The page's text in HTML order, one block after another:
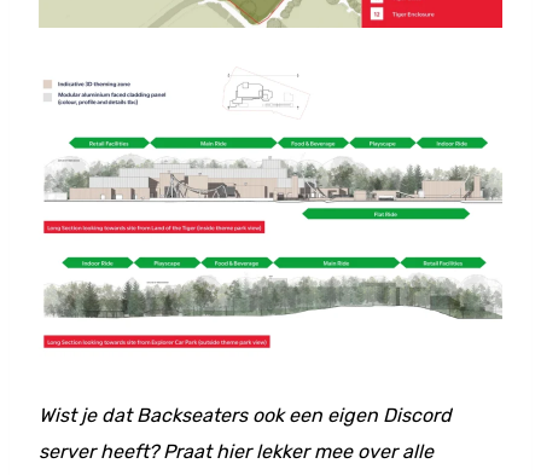
Wist je dat Backseaters ook een eigen Discord
server heeft? Praat hier lekker mee over alle